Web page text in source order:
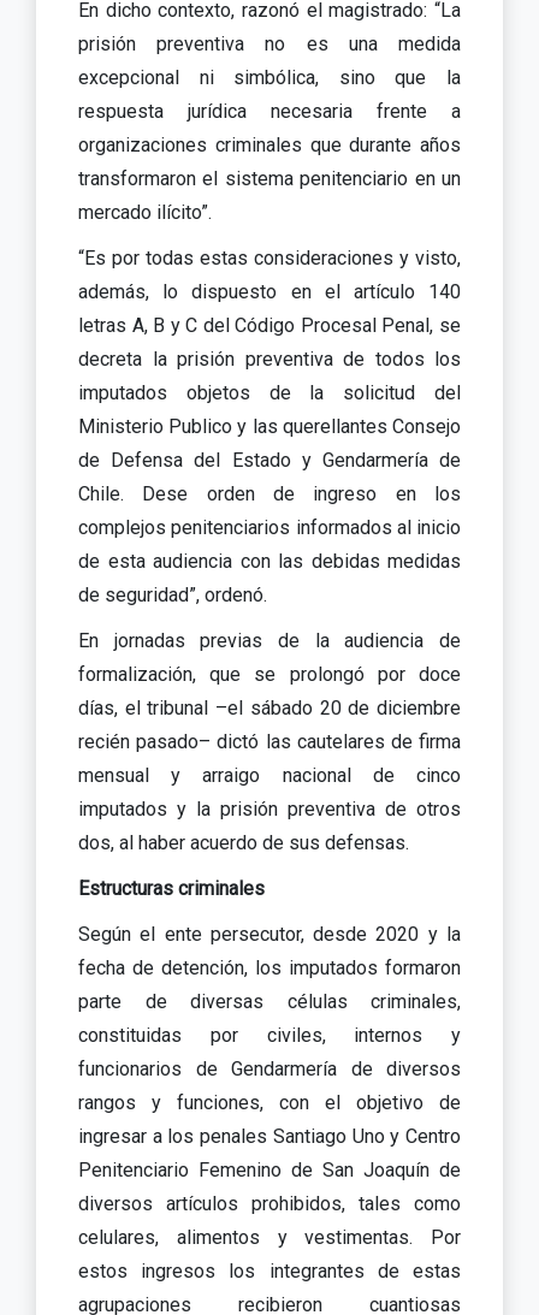
En dicho contexto, razonó el magistrado: “La
prisión preventiva no es una medida
excepcional ni simbólica, sino que la
respuesta jurídica necesaria frente a
organizaciones criminales que durante años
transformaron el sistema penitenciario en un
mercado ilícito”.
“Es por todas estas consideraciones y visto,
además, lo dispuesto en el artículo 140
letras A, B y C del Código Procesal Penal, se
decreta la prisión preventiva de todos los
imputados objetos de la solicitud del
Ministerio Publico y las querellantes Consejo
de Defensa del Estado y Gendarmería de
Chile. Dese orden de ingreso en los
complejos penitenciarios informados al inicio
de esta audiencia con las debidas medidas
de seguridad”, ordenó.
En jornadas previas de la audiencia de
formalización, que se prolongó por doce
días, el tribunal –el sábado 20 de diciembre
recién pasado– dictó las cautelares de firma
mensual y arraigo nacional de cinco
imputados y la prisión preventiva de otros
dos, al haber acuerdo de sus defensas.
Estructuras criminales
Según el ente persecutor, desde 2020 y la
fecha de detención, los imputados formaron
parte de diversas células criminales,
constituidas por civiles, internos y
funcionarios de Gendarmería de diversos
rangos y funciones, con el objetivo de
ingresar a los penales Santiago Uno y Centro
Penitenciario Femenino de San Joaquín de
diversos artículos prohibidos, tales como
celulares, alimentos y vestimentas. Por
estos ingresos los integrantes de estas
agrupaciones recibieron cuantiosas